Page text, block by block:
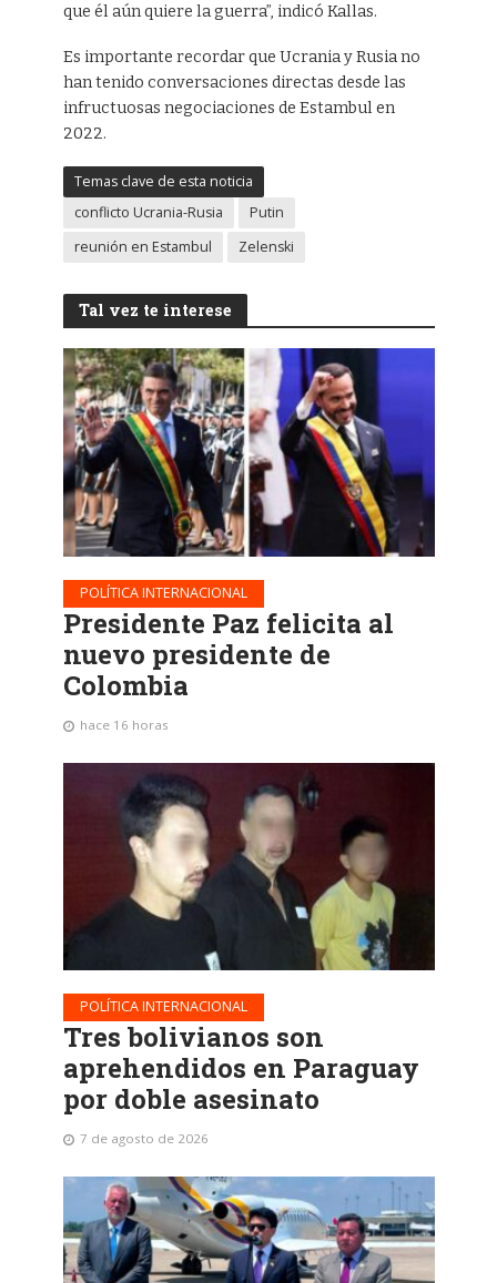
que él aún quiere la guerra”, indicó Kallas.
Es importante recordar que Ucrania y Rusia no
han tenido conversaciones directas desde las
infructuosas negociaciones de Estambul en
2022.
Temas clave de esta noticia
conflicto Ucrania-Rusia
Putin
reunión en Estambul
Zelenski
Tal vez te interese
POLÍTICA INTERNACIONAL
Presidente Paz felicita al
nuevo presidente de
Colombia
hace 16 horas
POLÍTICA INTERNACIONAL
Tres bolivianos son
aprehendidos en Paraguay
por doble asesinato
7 de agosto de 2026